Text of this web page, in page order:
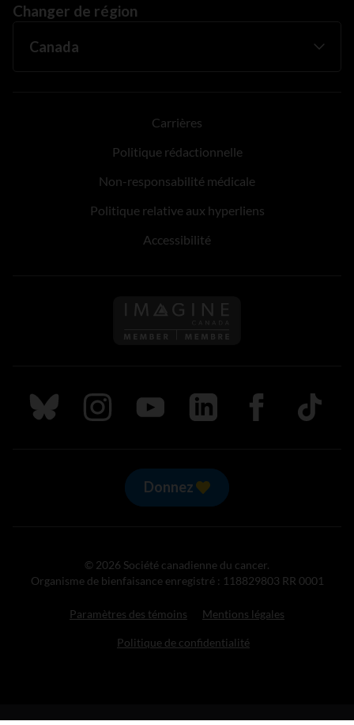
Changer de région
Carrières
Politique rédactionnelle
Non-responsabilité médicale
Politique relative aux hyperliens
Accessibilité
Suivez nous sur Bluesky
Suivez nous sur Instagram
Suivez nous sur Youtube
Suivez nous sur LinkedIn
Suivez nous sur
TikTok
Donnez
© 2026 Société canadienne du cancer.
Organisme de bienfaisance enregistré : 118829803 RR 0001
Paramètres des témoins Mentions légales
Politique de confidentialité